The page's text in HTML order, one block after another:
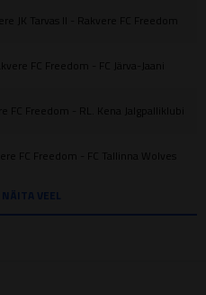
JK Tarvas II - Rakvere FC Freedom
FC Freedom - FC Järva-Jaani
FC Freedom - FC Tallinna Wolves
NÄITA VEEL